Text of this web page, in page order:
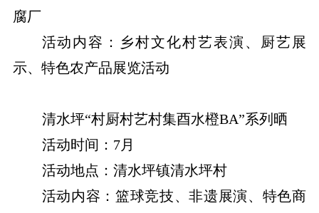
腐厂
活动内容：乡村文化村艺表演、厨艺展
示、特色农产品展览活动
清水坪“村厨村艺村集酉水橙BA”系列晒
活动时间：7月
活动地点：清水坪镇清水坪村
活动内容：篮球竞技、非遗展演、特色商